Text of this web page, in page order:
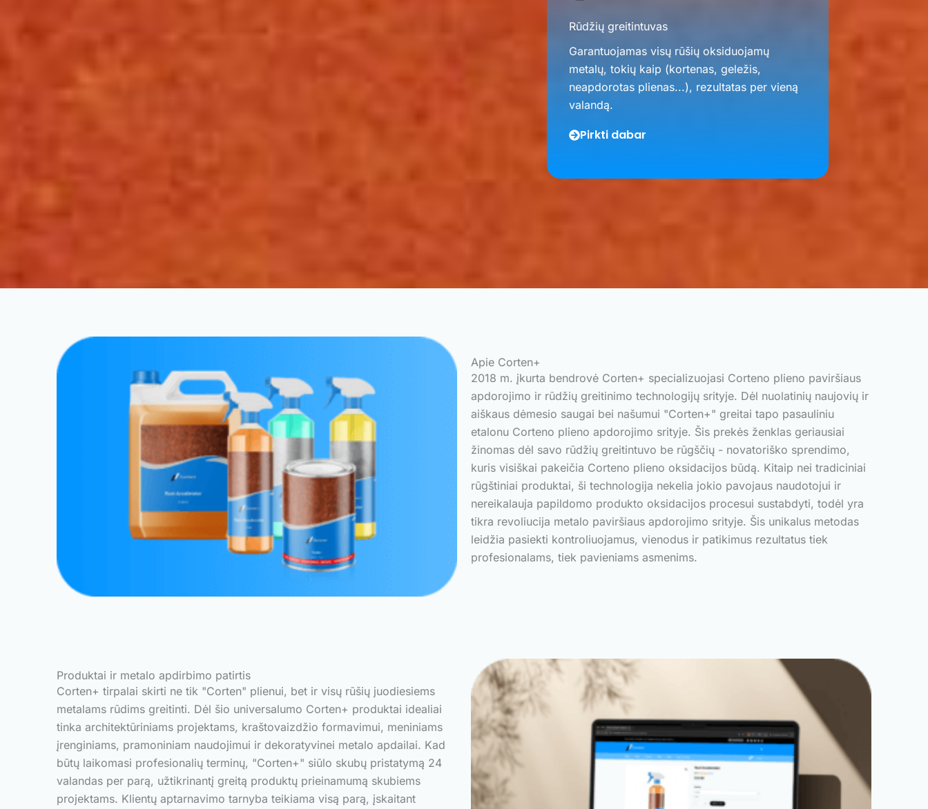
Rūdžių greitintuvas
Garantuojamas visų rūšių oksiduojamų
metalų, tokių kaip (kortenas, geležis,
neapdorotas plienas...), rezultatas per vieną
valandą.
Pirkti dabar
Apie Corten+
2018 m. įkurta bendrovė Corten+ specializuojasi Corteno plieno paviršiaus
apdorojimo ir rūdžių greitinimo technologijų srityje. Dėl nuolatinių naujovių ir
aiškaus dėmesio saugai bei našumui "Corten+" greitai tapo pasauliniu
etalonu Corteno plieno apdorojimo srityje. Šis prekės ženklas geriausiai
žinomas dėl savo rūdžių greitintuvo be rūgščių - novatoriško sprendimo,
kuris visiškai pakeičia Corteno plieno oksidacijos būdą. Kitaip nei tradiciniai
rūgštiniai produktai, ši technologija nekelia jokio pavojaus naudotojui ir
nereikalauja papildomo produkto oksidacijos procesui sustabdyti, todėl yra
tikra revoliucija metalo paviršiaus apdorojimo srityje. Šis unikalus metodas
leidžia pasiekti kontroliuojamus, vienodus ir patikimus rezultatus tiek
profesionalams, tiek pavieniams asmenims.
Produktai ir metalo apdirbimo patirtis
Corten+ tirpalai skirti ne tik "Corten" plienui, bet ir visų rūšių juodiesiems
metalams rūdims greitinti. Dėl šio universalumo Corten+ produktai idealiai
tinka architektūriniams projektams, kraštovaizdžio formavimui, meniniams
įrenginiams, pramoniniam naudojimui ir dekoratyvinei metalo apdailai. Kad
būtų laikomasi profesionalių terminų, "Corten+" siūlo skubų pristatymą 24
valandas per parą, užtikrinantį greitą produktų prieinamumą skubiems
projektams. Klientų aptarnavimo tarnyba teikiama visą parą, įskaitant